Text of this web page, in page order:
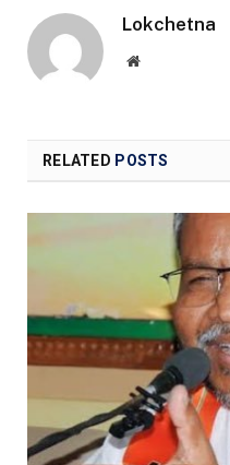
Lokchetna
Website
RELATED POSTS